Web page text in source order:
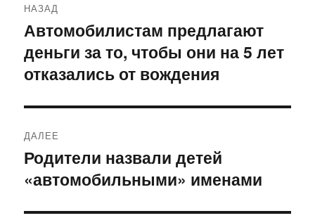
по
записям
НАЗАД
Предыдущая
запись:
Автомобилистам предлагают
деньги за то, чтобы они на 5 лет
отказались от вождения
ДАЛЕЕ
Следующая
запись:
Родители назвали детей
«автомобильными» именами